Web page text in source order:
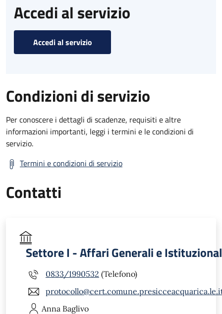
Accedi al servizio
Accedi al servizio
Condizioni di servizio
Per conoscere i dettagli di scadenze, requisiti e altre
informazioni importanti, leggi i termini e le condizioni di
servizio.
Termini e condizioni di servizio
Contatti
Settore I - Affari Generali e
0833/1990532 (Telefono)
Anna Baglivo